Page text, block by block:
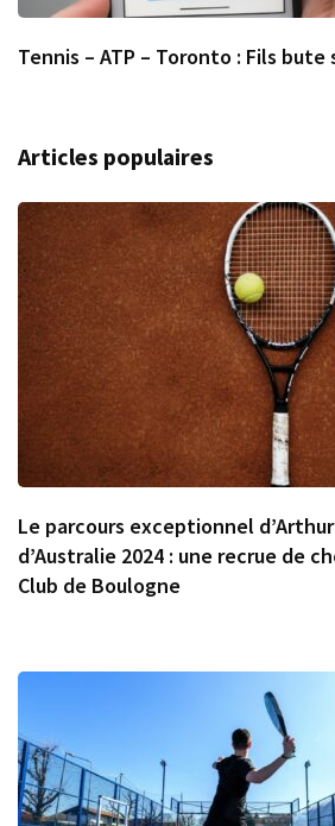
Tennis – ATP – Toronto : Fils bute
Articles populaires
Le parcours exceptionnel d’Arthur
d’Australie 2024 : une recrue de
Club de Boulogne